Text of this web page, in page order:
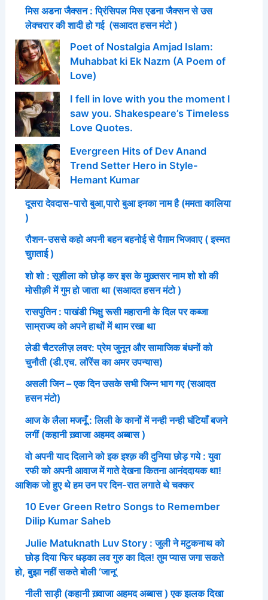
मिस अडना जैक्सन : प्रिंसिपल मिस एडना जैक्सन से उस
लेक्चरार की शादी हो गई (सआदत हसन मंटो )
Poet of Nostalgia Amjad Islam:
Muhabbat ki Ek Nazm (A Poem of
Love)
I fell in love with you the moment I
saw you. Shakespeare’s Timeless
Love Quotes.
Evergreen Hits of Dev Anand
Trend Setter Hero in Style-
Hemant Kumar
दूसरा देवदास-पारो बुआ,पारो बुआ इनका नाम है (ममता कालिया
)
रौशन-उससे कहो अपनी बहन बहनोई से पैग़ाम भिजवाए ( इस्मत
चुग़ताई )
शो शो : सूशीला को छोड़ कर इस के मुख़्तसर नाम शो शो की
मोसीक़ी में गुम हो जाता था (सआदत हसन मंटो )
रासपुतिन : पाखंडी भिक्षु रूसी महारानी के दिल पर कब्जा
साम्राज्य को अपने हाथों में थाम रखा था
लेडी चैटरलीज़ लवर: प्रेम जुनून और सामाजिक बंधनों को
चुनौती (डी.एच. लॉरेंस का अमर उपन्यास)
असली जिन – एक दिन उसके सभी जिन्न भाग गए (सआदत
हसन मंटो)
आज के लैला मजनूँ : लिली के कानों में नन्ही नन्ही घंटियाँ बजने
लगीं (कहानी ख़्वाजा अहमद अब्बास )
वो अपनी याद दिलाने को इक इश्क़ की दुनिया छोड़ गये : युवा
रफी को अपनी आवाज में गाते देखना कितना आनंददायक था!
आशिक जो हुए थे हम उन पर दिन-रात लगाते थे चक्कर
10 Ever Green Retro Songs to Remember
Dilip Kumar Saheb
Julie Matuknath Luv Story : जुली ने मटुकनाथ को
छोड़ दिया फिर धड़का लव गुरु का दिल! तुम प्यास जगा सकते
हो, बुझा नहीं सकते बोली ‘जानू’
नीली साड़ी (कहानी ख़्वाजा अहमद अब्बास ) एक झलक दिखा